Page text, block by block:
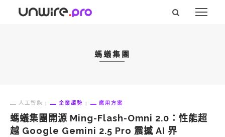
螞蟻集團
人工智能 企業趨勢 應用方案
螞蟻集團開源 Ming-Flash-Omni 2.0：性能超
越 Google Gemini 2.5 Pro 震撼 AI 界